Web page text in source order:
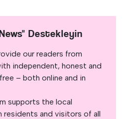
Destekleyin
our readers from
independent, honest and
– both online and in
supports the local
residents and visitors of all